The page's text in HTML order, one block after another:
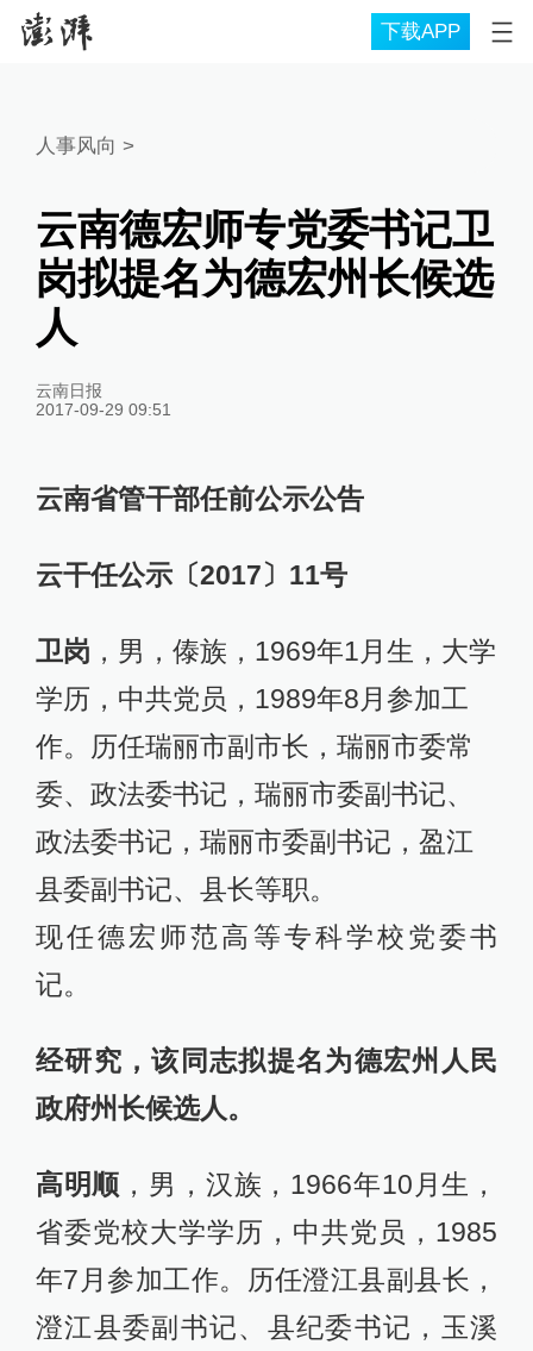
下载APP
人事风向 >
云南德宏师专党委书记卫
岗拟提名为德宏州长候选
人
云南日报
2017-09-29 09:51
云南省管干部任前公示公告
云干任公示〔2017〕11号
卫岗 ，男，傣族，1969年1月生，大学
学历，中共党员，1989年8月参加工
作。历任瑞丽市副市长，瑞丽市委常
委、政法委书记，瑞丽市委副书记、
政法委书记，瑞丽市委副书记，盈江
县委副书记、县长等职。
现任德宏师范高等专科学校党委书
记。
经研究，该同志拟提名为德宏州人民
政府州长候选人。
高明顺 ，男，汉族，1966年10月生，
省委党校大学学历，中共党员，1985
年7月参加工作。历任澄江县副县长，
澄江县委副书记、县纪委书记，玉溪